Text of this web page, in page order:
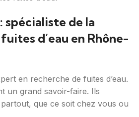
spécialiste de la
d’eau en Rhône-
en recherche de fuites d’eau.
un grand savoir-faire. Ils
que ce soit chez vous ou